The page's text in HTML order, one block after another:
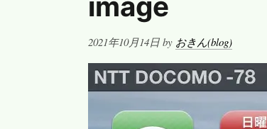
image
Posted
2021年10月14日 by おきん(blog)